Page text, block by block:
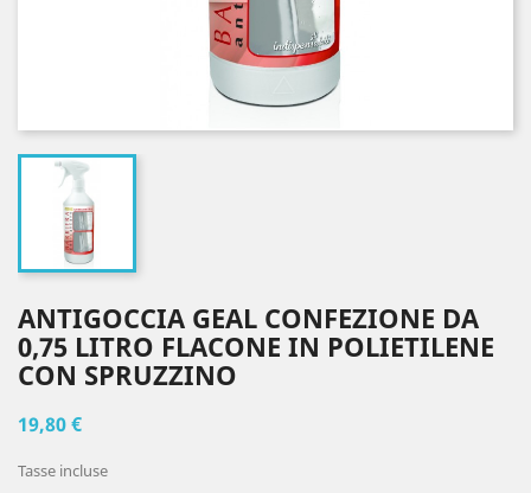
ANTIGOCCIA GEAL CONFEZIONE DA
0,75 LITRO FLACONE IN POLIETILENE
CON SPRUZZINO
19,80 €
Tasse incluse